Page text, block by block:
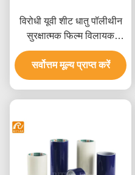
विरोधी यूवी शीट धातु पॉलीथीन
सुरक्षात्मक फिल्म विलायक
आधारित चिपकने वाला:
सर्वोत्तम मूल्य प्राप्त करें